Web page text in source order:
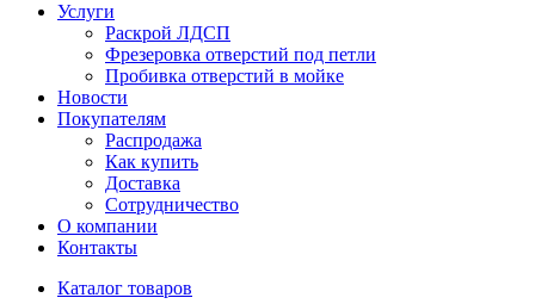
Услуги
Раскрой ЛДСП
Фрезеровка отверстий под петли
Пробивка отверстий в мойке
Новости
Покупателям
Распродажа
Как купить
Доставка
Сотрудничество
О компании
Контакты
Каталог товаров